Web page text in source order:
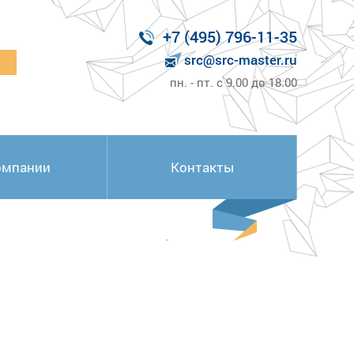
+7 (495) 796-11-35
src@src-master.ru
пн. - пт. с 9.00 до 18.00
Контакты